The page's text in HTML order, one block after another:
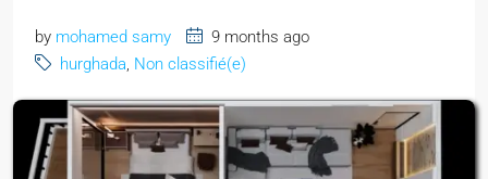
by mohamed samy
9 months ago
hurghada, Non classifié(e)